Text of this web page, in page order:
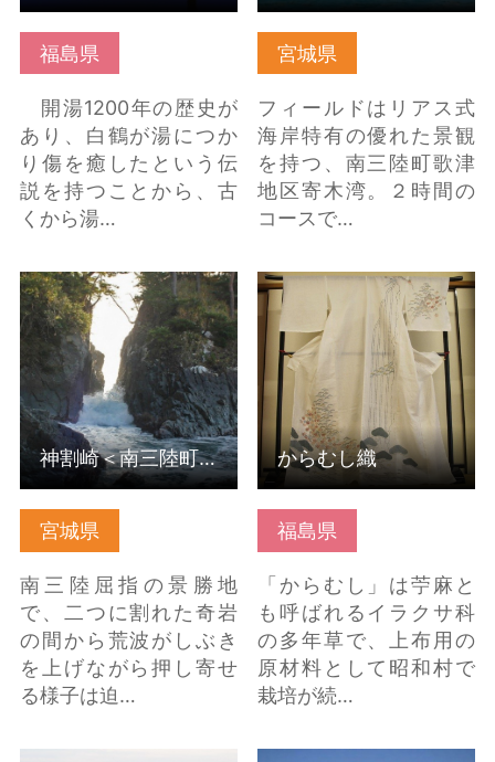
福島県
開湯1200年の歴史が
あり、白鶴が湯につか
り傷を癒したという伝
説を持つことから、古
くから湯…
宮城県
フィールドはリアス式
海岸特有の優れた景観
を持つ、南三陸町歌津
地区寄木湾。２時間の
コースで…
宮城県
南三陸屈指の景勝地
で、二つに割れた奇岩
の間から荒波がしぶき
を上げながら押し寄せ
る様子は迫…
神割崎＜南三陸町＞ の
詳細はこちら
神割崎＜南三陸町＞
福島県
「からむし」は苧麻と
も呼ばれるイラクサ科
の多年草で、上布用の
原材料として昭和村で
栽培が続…
からむし織 の詳細はこ
ちら
からむし織